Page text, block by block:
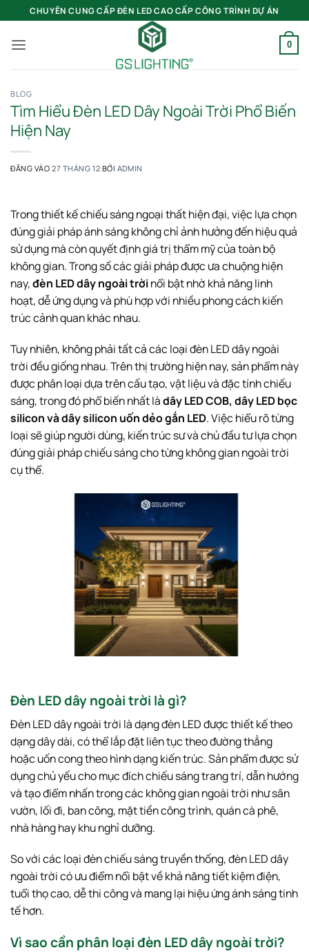
qua
nội
CHUYÊN CUNG CẤP ĐÈN LED CAO CẤP CÔNG TRÌNH DỰ ÁN
0
BLOG
Tìm Hiểu Đèn LED Dây Ngoài Trời Phổ Biến
Hiện Nay
ĐĂNG VÀO 27 THÁNG 12 BỞI ADMIN
Trong thiết kế chiếu sáng ngoại thất hiện đại, việc lựa chọn
đúng giải pháp ánh sáng không chỉ ảnh hưởng đến hiệu quả
sử dụng mà còn quyết định giá trị thẩm mỹ của toàn bộ
không gian. Trong số các giải pháp được ưa chuộng hiện
nay,đèn LED dây ngoài trờinổi bật nhờ khả năng linh
hoạt, dễ ứng dụng và phù hợp với nhiều phong cách kiến
trúc cảnh quan khác nhau.
Tuy nhiên, không phải tất cả các loại đèn LED dây ngoài
trời đều giống nhau. Trên thị trường hiện nay, sản phẩm này
được phân loại dựa trên cấu tạo, vật liệu và đặc tính chiếu
sáng, trong đó phổ biến nhất làdây LED COB, dây LED bọc
silicon và dây silicon uốn dẻo gắn LED. Việc hiểu rõ từng
loại sẽ giúp người dùng, kiến trúc sư và chủ đầu tư lựa chọn
đúng giải pháp chiếu sáng cho từng không gian ngoài trời
cụ thể.
Đèn LED dây ngoài trời là gì?
Đèn LED dây ngoài trời là dạng đèn LED được thiết kế theo
dạng dây dài, có thể lắp đặt liên tục theo đường thẳng
hoặc uốn cong theo hình dạng kiến trúc. Sản phẩm được sử
dụng chủ yếu cho mục đích chiếu sáng trang trí, dẫn hướng
và tạo điểm nhấn trong các không gian ngoài trời như sân
vườn, lối đi, ban công, mặt tiền công trình, quán cà phê,
nhà hàng hay khu nghỉ dưỡng.
So với các loại đèn chiếu sáng truyền thống, đèn LED dây
ngoài trời có ưu điểm nổi bật về khả năng tiết kiệm điện,
tuổi thọ cao, dễ thi công và mang lại hiệu ứng ánh sáng tinh
tế hơn.
Vì sao cần phân loại đèn LED dây ngoài trời?